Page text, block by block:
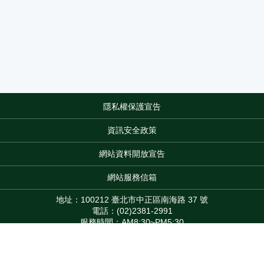
隱私權保護宣告
資訊安全政策
網站資料開放宣告
網站服務信箱
地址：100212 臺北市中正區南海路 37 號
電話：(02)2381-2991
服務時間：AM8:30~PM5:30